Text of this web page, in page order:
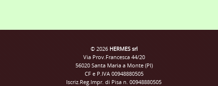
© 2026 HERMES srl
Via Prov.Francesca 44/20
56020 Santa Maria a Monte (PI)
CF e P.IVA 00948880505
Iscriz.Reg.Impr. di Pisa n. 00948880505